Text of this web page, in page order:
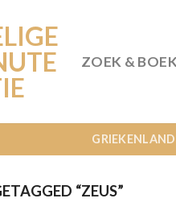
ZOEK & BOEK
GRIEKENLAND
“ZEUS”